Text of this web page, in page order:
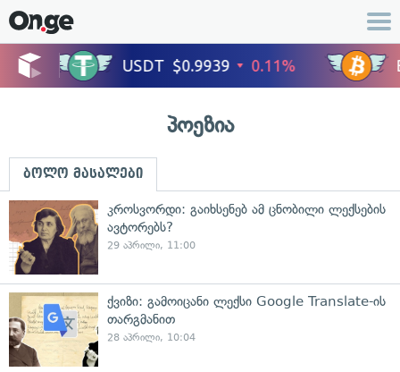
პოეზია
ბოლო მასალები
კროსვორდი: გაიხსენებ ამ ცნობილი ლექსების
ავტორებს?
29 აპრილი, 11:00
ქვიზი: გამოიცანი ლექსი Google Translate-ის
თარგმანით
28 აპრილი, 10:04